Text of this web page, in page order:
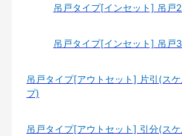
吊戸タイプ[インセット] 吊戸
吊戸タイプ[インセット] 吊戸
吊戸タイプ[アウトセット] 片引(ス
プ)
吊戸タイプ[アウトセット] 引分(ス